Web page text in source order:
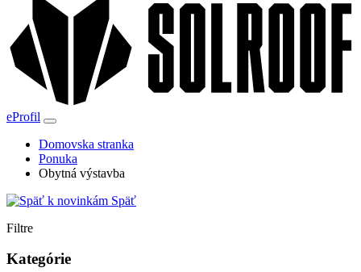
eProfil
Domovska stranka
Ponuka
Obytná výstavba
Späť
Filtre
Kategórie